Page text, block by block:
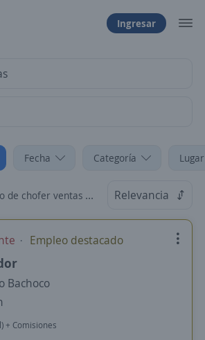
Ingresar
Fecha Categoría
ventas en Mérida, Yucatán Relevancia
Empleo destacado
Bachoco
+ Comisiones